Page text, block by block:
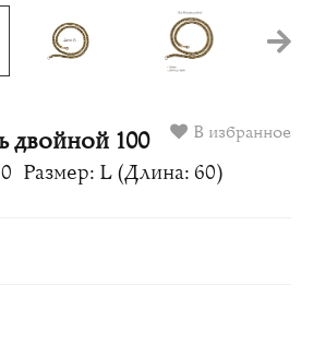
В избранное
двойной 100
Размер: L (Длина: 60)